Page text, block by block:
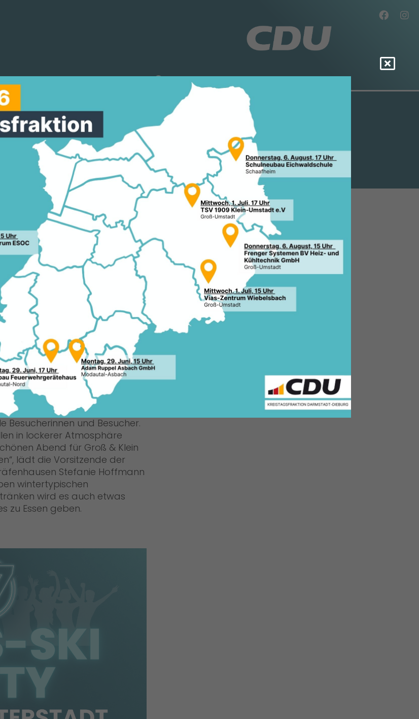
Arbeitskreise Mitmachen
MINDESTENS EINER
STADTTEIL
am 20. Februar 2026 und zur Apres-Ski-Party am 21. Februar 2026
Uhr lädt die CDU
und Bürger zum
Elena (Forststraße 21) nach
der CDU Weiterstadt und
ihre ersten 50 Tage im
kann man an diesem Abend
mit Pellkartoffeln
legen die Christdemokraten
März 2026 und stellen
für Weiterstadt vor.
gerne für persönliche
später, am Samstag, den 21.
2026, veranstaltet die CDU
ab 18:00 Uhr auf dem
(Hannemannsgarten 3)
Ski-Party. „Wir freuen uns
Besucherinnen und Besucher.
in lockerer Atmosphäre
Abend für Groß & Klein
lädt die Vorsitzende der
Stefanie Hoffmann
wintertypischen
wird es auch etwas
zu Essen geben.
06.02.2026, 11:14 Uhr
Quelle:
CDU Stadtverband Weiterstadt